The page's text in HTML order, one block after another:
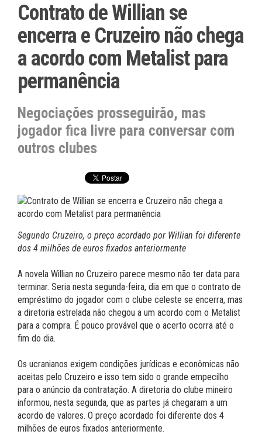
Contrato de Willian se
encerra e Cruzeiro não chega
a acordo com Metalist para
permanência
Negociações prosseguirão, mas
jogador fica livre para conversar com
outros clubes
Segundo Cruzeiro, o preço acordado por Willian foi diferente
dos 4 milhões de euros fixados anteriormente
A novela Willian no Cruzeiro parece mesmo não ter data para
terminar. Seria nesta segunda-feira, dia em que o contrato de
empréstimo do jogador com o clube celeste se encerra, mas
a diretoria estrelada não chegou a um acordo com o Metalist
para a compra. É pouco provável que o acerto ocorra até o
fim do dia.
Os ucranianos exigem condições jurídicas e econômicas não
aceitas pelo Cruzeiro e isso tem sido o grande empecilho
para o anúncio da contratação. A diretoria do clube mineiro
informou, nesta segunda, que as partes já chegaram a um
acordo de valores. O preço acordado foi diferente dos 4
milhões de euros fixados anteriormente.